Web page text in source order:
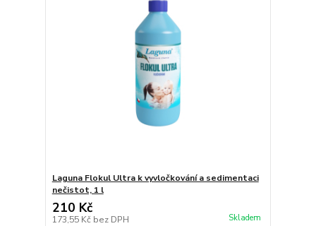
Laguna Flokul Ultra k vyvločkování a sedimentaci
nečistot, 1 l
210 Kč
173,55 Kč bez DPH Skladem